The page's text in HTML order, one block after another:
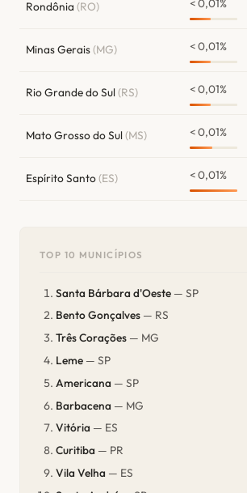
Rondônia (RO) < 0,01%
Minas Gerais(MG) < 0,01%
Rio Grande do Sul(RS) < 0,01%
Mato Grosso do Sul(MS) < 0,01%
Espírito Santo(ES) < 0,01%
TOP 10 MUNICÍPIOS
Santa Bárbara d'Oeste — SP
Bento Gonçalves — RS
Três Corações — MG
Leme — SP
Americana — SP
Barbacena — MG
Vitória — ES
Curitiba — PR
Vila Velha — ES